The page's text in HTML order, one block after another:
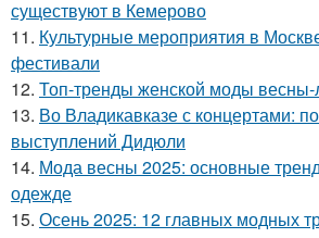
существуют в Кемерово
11. Культурные мероприятия в
фестивали
12. Топ-тренды женской моды весны-
13. Во Владикавказе с концертами:
выступлений Дидюли
14. Мода весны 2025: основные
одежде
15. Осень 2025: 12 главных модных